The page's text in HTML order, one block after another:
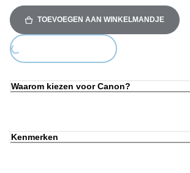
TOEVOEGEN AAN WINKELMANDJE
Loading...
Waarom kiezen voor Canon?
Kenmerken